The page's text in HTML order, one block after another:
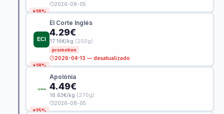
2026-08-05
+18%
El Corte Inglés
4.29€
17.16€/kg (250g)
promotion
2026-04-13 — desatualizado
+18%
Apolónia
4.49€
16.63€/kg (270g)
2026-08-05
+15%